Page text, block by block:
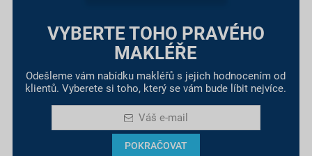
VYBERTE TOHO PRAVÉHO
MAKLÉŘE
Odešleme vám nabídku makléřů s jejich hodnocením od
klientů. Vyberete si toho, který se vám bude líbit nejvíce.
Váš e-mail
POKRAČOVAT